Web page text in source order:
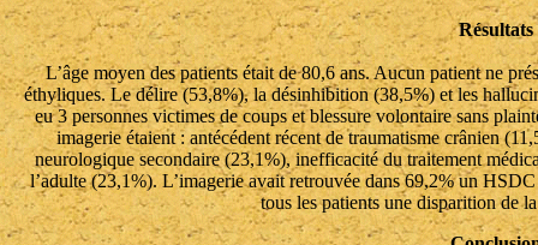
Résultats
L’âge moyen des patients était de 80,6 ans. Aucun patient ne
éthyliques. Le délire (53,8%), la désinhibition (38,5%) et les
eu 3 personnes victimes de coups et blessure volontaire sans
imagerie étaient : antécédent récent de traumatisme crânien
neurologique secondaire (23,1%), inefficacité du traitement
l’adulte (23,1%). L’imagerie avait retrouvée dans 69,2% un
tous les patients une disparition de